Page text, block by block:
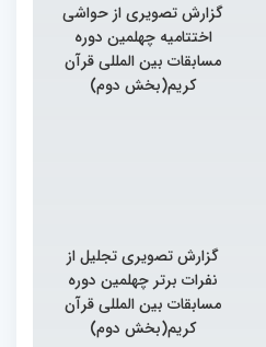
گزارش تصویری از حواشی
اختتامیه چهلمین دوره
مسابقات بین المللی قرآن
کریم(بخش دوم)
گزارش تصویری تجلیل از
نفرات برتر چهلمین دوره
مسابقات بین المللی قرآن
کریم(بخش دوم)